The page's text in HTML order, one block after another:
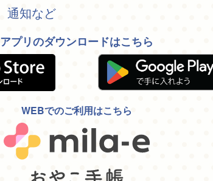
通知など
アプリのダウンロードはこちら
WEBでのご利用はこちら